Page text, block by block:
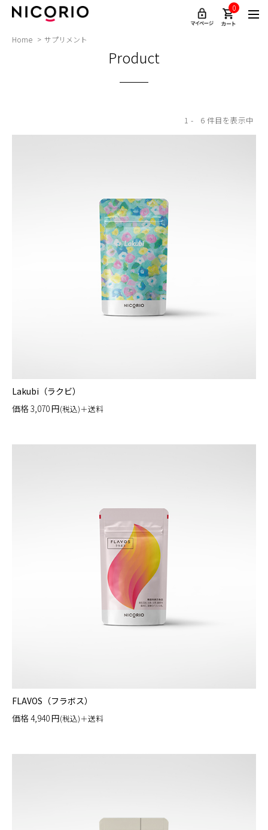
0
Home サプリメント
Product
1 6
Lakubi（ラクビ）
価格3,070円(税込)＋送料
FLAVOS（フラボス）
価格4,940円(税込)＋送料